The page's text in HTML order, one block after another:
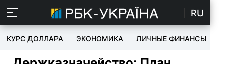
RU
КУРС ДОЛЛАРА ЭКОНОМИКА ЛИЧНЫЕ ФИНАНСЫ